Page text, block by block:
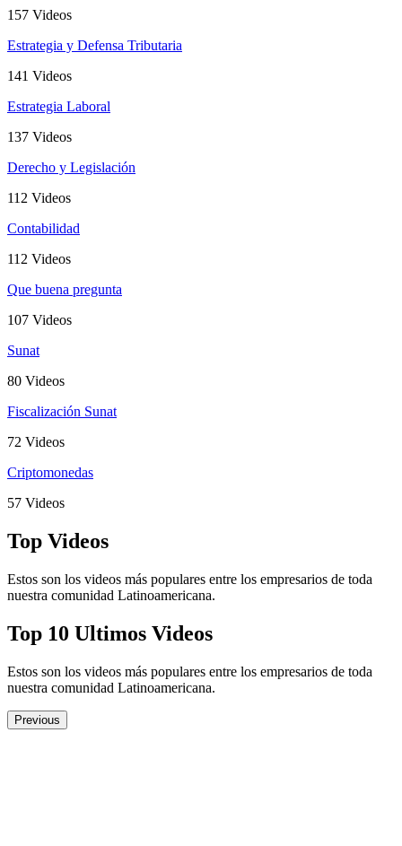
157 Videos
Estrategia y Defensa Tributaria
141 Videos
Estrategia Laboral
137 Videos
Derecho y Legislación
112 Videos
Contabilidad
112 Videos
Que buena pregunta
107 Videos
Sunat
80 Videos
Fiscalización Sunat
72 Videos
Criptomonedas
57 Videos
Top Videos
Estos son los videos más populares entre los empresarios de toda
nuestra comunidad Latinoamericana.
Top 10 Ultimos Videos
Estos son los videos más populares entre los empresarios de toda
nuestra comunidad Latinoamericana.
Previous